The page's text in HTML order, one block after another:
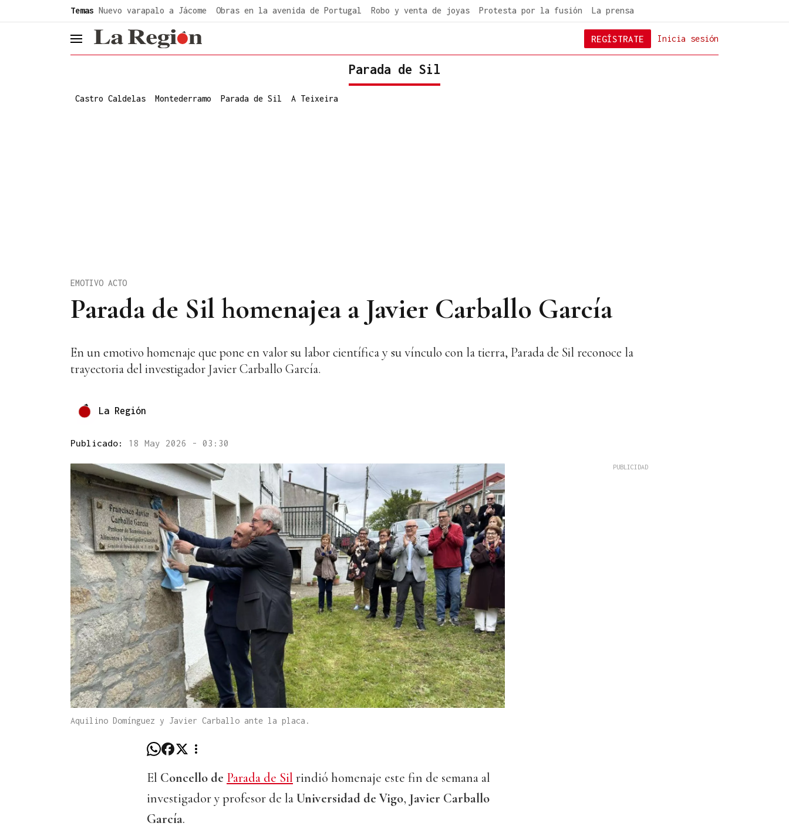
Temas Nuevo varapalo a Jácome Obras en la avenida de Portugal Robo y venta de joyas Protesta por la fusión La prensa
header.menu.open Inicia sesión
REGÍSTRATE
Parada de Sil
Castro Caldelas Montederramo Parada de Sil A Teixeira
Parada de Sil homenajea a Javier Carballo García
EMOTIVO ACTO
En un emotivo homenaje que pone en valor su labor científica y su vínculo con la tierra, Parada de Sil reconoce la
trayectoria del investigador Javier Carballo García.
La Región
Publicado: 18 May 2026 - 03:30
Aquilino Domínguez y Javier Carballo ante la placa.
El Concello de Parada de Sil rindió homenaje este fin de semana al
investigador y profesor de laUniversidad de Vigo, Javier Carballo
García.